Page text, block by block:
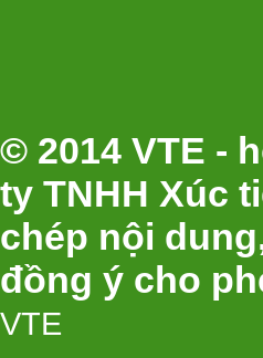
© 2014 VTE -
ty TNHH Xúc
chép nội
đồng ý cho
VTE